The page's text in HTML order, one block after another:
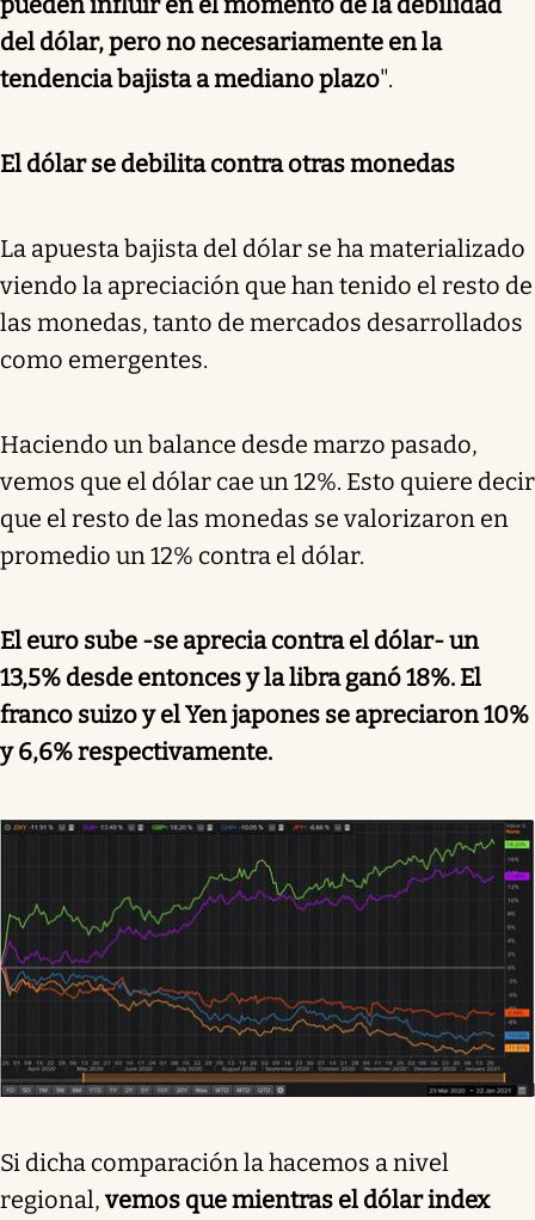
del dólar, pero no necesariamente en la
tendencia bajista a mediano plazo".
El dólar se debilita contra otras monedas
La apuesta bajista del dólar se ha materializado
viendo la apreciación que han tenido el resto de
las monedas, tanto de mercados desarrollados
como emergentes.
Haciendo un balance desde marzo pasado,
vemos que el dólar cae un 12%. Esto quiere decir
que el resto de las monedas se valorizaron en
promedio un 12% contra el dólar.
El euro sube -se aprecia contra el dólar- un
13,5% desde entonces y la libra ganó 18%. El
franco suizo y el Yen japones se apreciaron 10%
y 6,6% respectivamente.
Si dicha comparación la hacemos a nivel
regional,vemos que mientras el dólar index